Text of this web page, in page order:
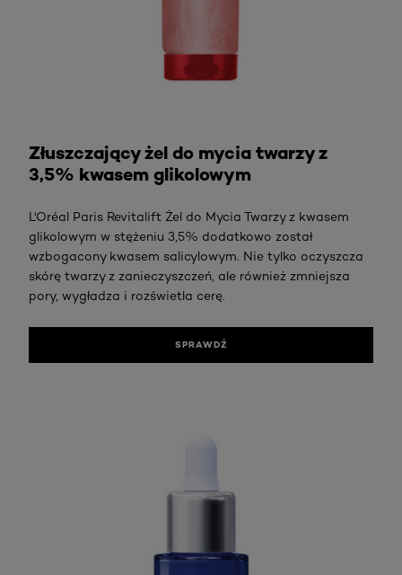
Złuszczający żel do mycia twarzy z
3,5% kwasem glikolowym
L'Oréal Paris Revitalift Żel do Mycia Twarzy z kwasem
glikolowym w stężeniu 3,5% dodatkowo został
wzbogacony kwasem salicylowym. Nie tylko oczyszcza
skórę twarzy z zanieczyszczeń, ale również zmniejsza
pory, wygładza i rozświetla cerę.
SPRAWDŹ